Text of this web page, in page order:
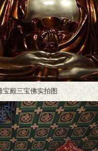
殿三宝佛实拍图